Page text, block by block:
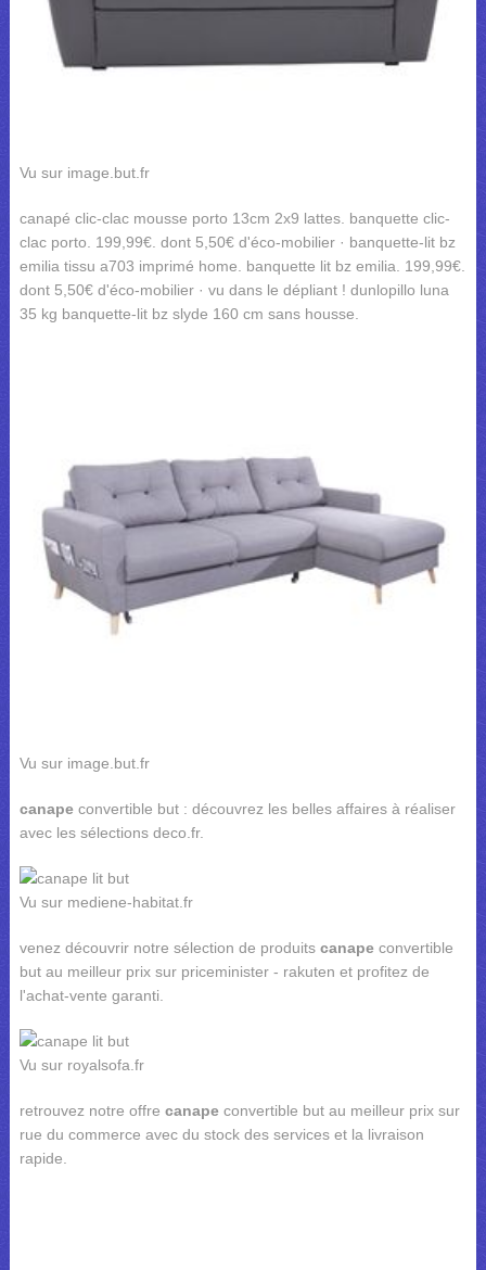
Vu sur image.but.fr
canapé clic-clac mousse porto 13cm 2x9 lattes. banquette clic-
clac porto. 199,99€. dont 5,50€ d'éco-mobilier · banquette-lit bz
emilia tissu a703 imprimé home. banquette lit bz emilia. 199,99€.
dont 5,50€ d'éco-mobilier · vu dans le dépliant ! dunlopillo luna
35 kg banquette-lit bz slyde 160 cm sans housse.
Vu sur image.but.fr
canapeconvertible but : découvrez les belles affaires à réaliser
avec les sélections deco.fr.
Vu sur mediene-habitat.fr
venez découvrir notre sélection de produits canapeconvertible
but au meilleur prix sur priceminister - rakuten et profitez de
l'achat-vente garanti.
Vu sur royalsofa.fr
retrouvez notre offre canapeconvertible but au meilleur prix sur
rue du commerce avec du stock des services et la livraison
rapide.